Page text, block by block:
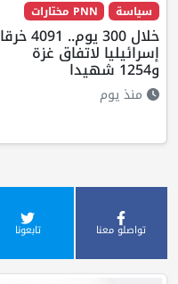
سياسة PNN مختارات
خلال 300 يوم.. 4091 خرقا
إسرائيليا لاتفاق غزة
و1254 شهيدا
منذ يوم
تواصلو معنا تابعونا